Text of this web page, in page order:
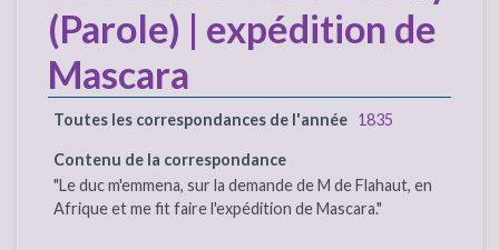
(Parole) | expédition de
Mascara
Toutes les correspondances de l'année 1835
Contenu de la correspondance
"Le duc m'emmena, sur la demande de M de Flahaut, en
Afrique et me fit faire l'expédition de Mascara."